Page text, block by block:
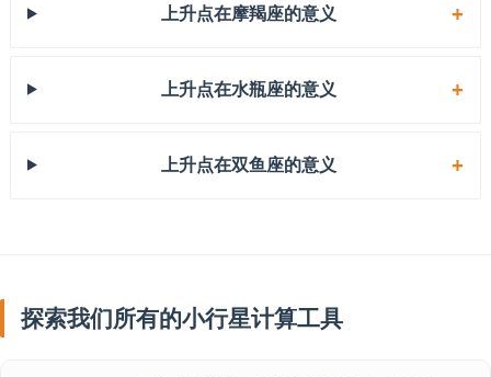
上升点在摩羯座的意义
上升点在水瓶座的意义
上升点在双鱼座的意义
探索我们所有的小行星计算工具